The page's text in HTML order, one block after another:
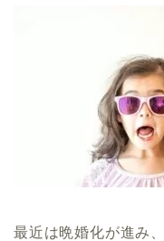
最近は晩婚化が進み、